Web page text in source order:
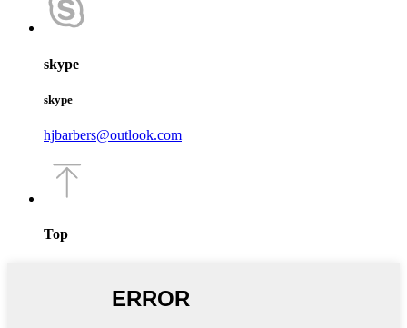
skype
skype
hjbarbers@outlook.com
Top